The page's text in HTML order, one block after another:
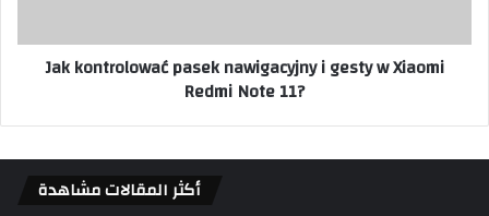
Jak kontrolować pasek nawigacyjny i gesty w Xiaomi
Redmi Note 11?
أكثر المقالات مشاهدة